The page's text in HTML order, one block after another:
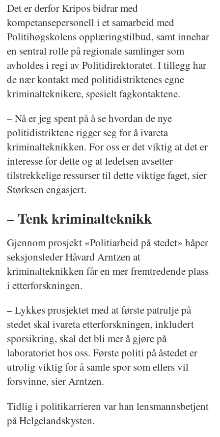
Det er derfor Kripos bidrar med
kompetansepersonell i et samarbeid med
Politihøgskolens opplæringstilbud, samt innehar
en sentral rolle på regionale samlinger som
avholdes i regi av Politidirektoratet. I tillegg har
de nær kontakt med politidistriktenes egne
kriminalteknikere, spesielt fagkontaktene.
– Nå er jeg spent på å se hvordan de nye
politidistriktene rigger seg for å ivareta
kriminalteknikken. For oss er det viktig at det er
interesse for dette og at ledelsen avsetter
tilstrekkelige ressurser til dette viktige faget, sier
Størksen engasjert.
– Tenk kriminalteknikk
Gjennom prosjekt «Politiarbeid på stedet» håper
seksjonsleder Håvard Arntzen at
kriminalteknikken får en mer fremtredende plass
i etterforskningen.
– Lykkes prosjektet med at første patrulje på
stedet skal ivareta etterforskningen, inkludert
sporsikring, skal det bli mer å gjøre på
laboratoriet hos oss. Første politi på åstedet er
utrolig viktig for å samle spor som ellers vil
forsvinne, sier Arntzen.
Tidlig i politikarrieren var han lensmannsbetjent
på Helgelandskysten.